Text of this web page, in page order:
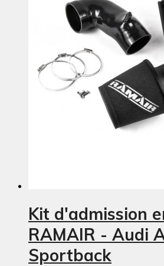
Kit d'admission
RAMAIR - Audi
Sportback